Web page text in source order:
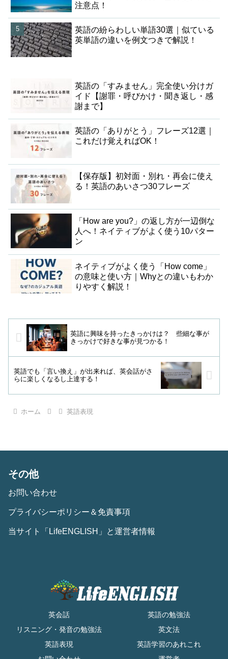
注意点！
英語の紛らわしい単語30選｜似ている
英単語の違いを例文つきで解説！
英語の「すみません」完全使い分けガ
イド【謝罪・呼びかけ・聞き返し・感
謝まで】
英語の「ありがとう」フレーズ12選｜
これだけ覚えればOK！
【保存版】初対面・別れ・再会に使え
る！英語のあいさつ30フレーズ
「How are you?」の返し方が一辺倒な
人へ！ネイティブがよく使う10パター
ン
ネイティブがよく使う「How come」
の意味と使い方｜Whyとの違いもわか
りやすく解説！
英語に興味を持ったきっかけは？ 些細な事が
きっかけで好きな事が見つかる！
英語でも「言い換え」が出来れば、英会話がさ
らに楽しくなるし上達する！
ホーム 英語表現
その他
お問い合わせ
プライバシーポリシー＆免責事項
当サイト「LifeENGLISH」と運営者情報
英会話
英語の勉強法
リスニング・発音の勉強法
英文法
英語表現
英語学習のあれこれ